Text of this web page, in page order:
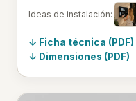
Ideas de instalación:
Ficha técnica (PDF)
Dimensiones (PDF)